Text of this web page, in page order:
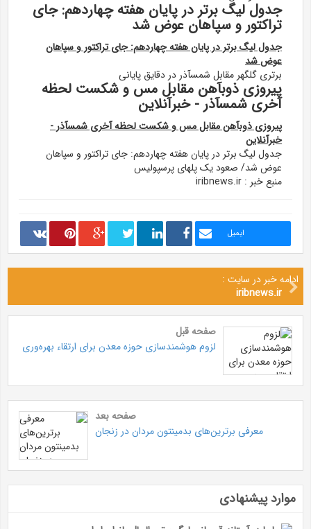
جدول لیگ برتر در پایان هفته چهاردهم: جای
تراکتور و سپاهان عوض شد
جدول لیگ برتر در پایان هفته چهاردهم: جای تراکتور و سپاهان
عوض شد
برتری گلگهر مقابل شمسآذر در دقایق پایانی
پیروزی ذوبآهن مقابل مس و شکست لحظه
آخری شمسآذر - خبرآنلاین
پیروزی ذوبآهن مقابل مس و شکست لحظه آخری شمسآذر -
خبرآنلاین
جدول لیگ برتر در پایان هفته چهاردهم: جای تراکتور و سپاهان
عوض شد/ صعود یک پلهای پرسپولیس
منبع خبر : iribnews.ir
ایمیل
ادامه خبر در سایت :
iribnews.ir
صفحه قبل
لزوم هوشمندسازی حوزه معدن برای ارتقاء بهره‌وری
صفحه بعد
معرفی برترین‌های بدمینتون مردان در زنجان
موارد پیشنهادی